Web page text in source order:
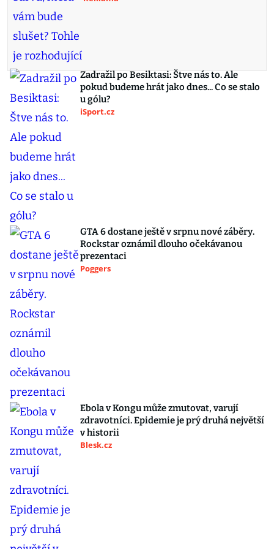
Zadražil po Besiktasi: Štve nás to. Ale
pokud budeme hrát jako dnes... Co se stalo
u gólu?
iSport.cz
GTA 6 dostane ještě v srpnu nové záběry.
Rockstar oznámil dlouho očekávanou
prezentaci
Poggers
Ebola v Kongu může zmutovat, varují
zdravotníci. Epidemie je prý druhá největší
v historii
Blesk.cz